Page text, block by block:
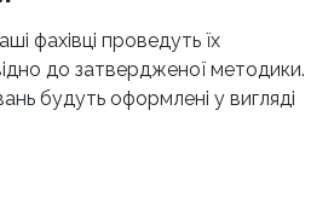
фахівці проведуть їх
до затвердженої методики.
будуть оформлені у вигляді